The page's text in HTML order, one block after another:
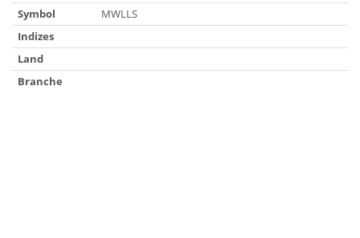
Symbol
MWLLS
Indizes
Land
Branche